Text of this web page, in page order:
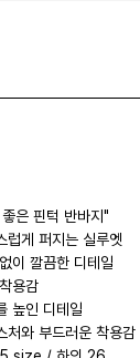
은 핀턱 반바지"
럽게 퍼지는 실루엣
이 깔끔한 디테일
용감
높인 디테일
처와 부드러운 착용감